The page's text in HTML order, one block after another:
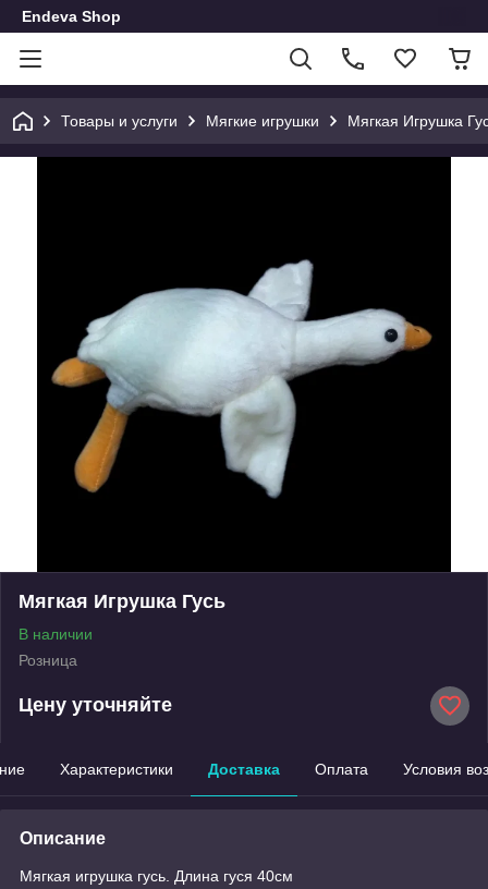
Endeva Shop
Товары и услуги Мягкие игрушки Мягкая Игрушка
Мягкая Игрушка Гусь
В наличии
Розница
Цену уточняйте
Характеристики Доставка Оплата Условия
Описание
Мягкая игрушка гусь. Длина гуся 40см